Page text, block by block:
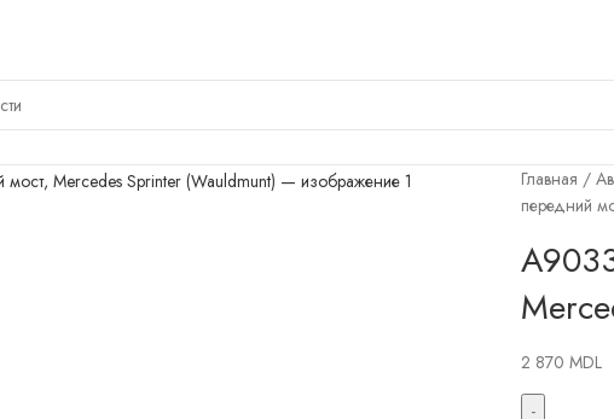
Главная
передний
2 870 MDL